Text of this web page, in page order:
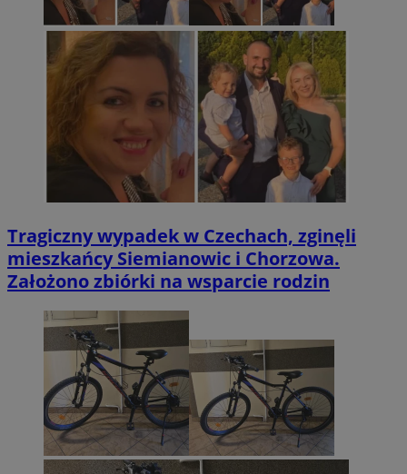
Tragiczny wypadek w Czechach, zginęli
mieszkańcy Siemianowic i Chorzowa.
Założono zbiórki na wsparcie rodzin